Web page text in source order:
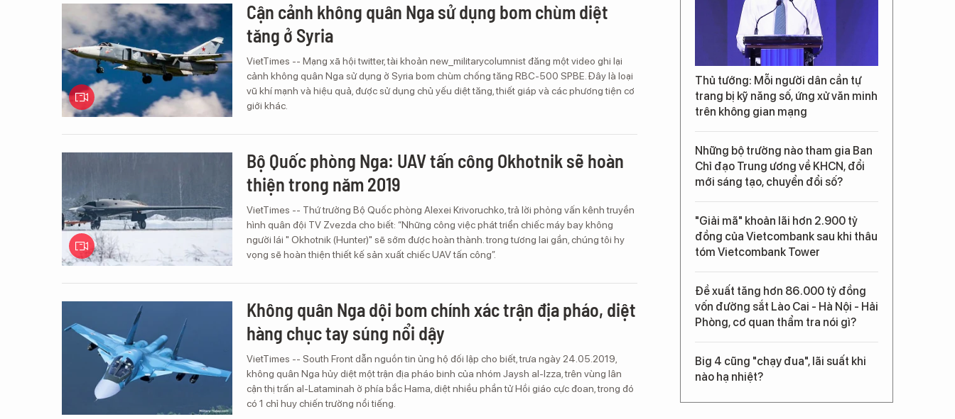
Cận cảnh không quân Nga sử dụng bom chùm diệt
tăng ở Syria
VietTimes -- Mạng xã hội twitter, tài khoản new_militarycolumnist đăng một video ghi lại
cảnh không quân Nga sử dụng ở Syria bom chùm chống tăng RBC-500 SPBE. Đây là loại
vũ khí mạnh và hiệu quả, được sử dụng chủ yếu diệt tăng, thiết giáp và các phương tiện cơ
giới khác.
Bộ Quốc phòng Nga: UAV tấn công Okhotnik sẽ hoàn
thiện trong năm 2019
VietTimes -- Thứ trưởng Bộ Quốc phòng Alexei Krivoruchko, trả lời phỏng vấn kênh truyền
hình quân đội TV Zvezda cho biết: “Những công việc phát triển chiếc máy bay không
người lái " Okhotnik (Hunter)" sẽ sớm được hoàn thành. trong tương lai gần, chúng tôi hy
vọng sẽ hoàn thiện thiết kế sản xuất chiếc UAV tấn công”.
Không quân Nga dội bom chính xác trận địa pháo, diệt
hàng chục tay súng nổi dậy
VietTimes -- South Front dẫn nguồn tin ủng hộ đối lập cho biết, trưa ngày 24.05.2019,
không quân Nga hủy diệt một trận địa pháo binh của nhóm Jaysh al-Izza, trên vùng lân
cận thị trấn al-Lataminah ở phía bắc Hama, diệt nhiều phần tử Hồi giáo cực đoan, trong đó
có 1 chỉ huy chiến trường nổi tiếng.
Thủ tướng: Mỗi người dân cần tự
trang bị kỹ năng số, ứng xử văn minh
trên không gian mạng
Những bộ trưởng nào tham gia Ban
Chỉ đạo Trung ương về KHCN, đổi
mới sáng tạo, chuyển đổi số?
"Giải mã" khoản lãi hơn 2.900 tỷ
đồng của Vietcombank sau khi thâu
tóm Vietcombank Tower
Đề xuất tăng hơn 86.000 tỷ đồng
vốn đường sắt Lào Cai - Hà Nội - Hải
Phòng, cơ quan thẩm tra nói gì?
Big 4 cũng "chạy đua", lãi suất khi
nào hạ nhiệt?